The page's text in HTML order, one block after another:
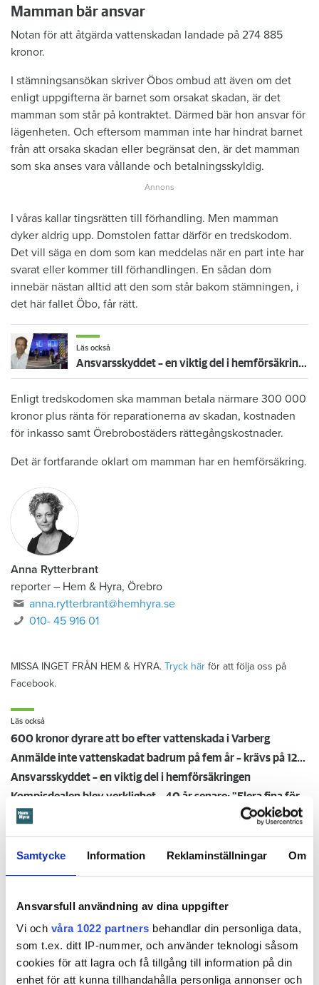
Samtycke Information Reklaminställningar Om
Ansvarsfull användning av dina uppgifter
Vi och våra 1022 partners behandlar din personliga data,
som t.ex. ditt IP-nummer, och använder teknologi såsom
cookies för att lagra och få tillgång till information på din
enhet för att kunna tillhandahålla personliga annonser och
Mamman bär ansvar
Notan för att åtgärda vattenskadan landade på 274 885
kronor.
I stämningsansökan skriver Öbos ombud att även om det
enligt uppgifterna är barnet som orsakat skadan, är det
mamman som står på kontraktet. Därmed bär hon ansvar för
lägenheten. Och eftersom mamman inte har hindrat barnet
från att orsaka skadan eller begränsat den, är det mamman
som ska anses vara vållande och betalningsskyldig.
I våras kallar tingsrätten till förhandling. Men mamman
dyker aldrig upp. Domstolen fattar därför en tredskodom.
Det vill säga en dom som kan meddelas när en part inte har
svarat eller kommer till förhandlingen. En sådan dom
innebär nästan alltid att den som står bakom stämningen, i
det här fallet Öbo, får rätt.
Läs också
Ansvarsskyddet – en viktig del i hemförsäkringen
Enligt tredskodomen ska mamman betala närmare 300 000
kronor plus ränta för reparationerna av skadan, kostnaden
för inkasso samt Örebrobostäders rättegångskostnader.
Det är fortfarande oklart om mamman har en hemförsäkring.
Anna Rytterbrant
reporter – Hem & Hyra, Örebro
anna.rytterbrant@hemhyra.se
010- 45 916 01
MISSA INGET FRÅN HEM & HYRA. Tryck här för att följa oss på
Facebook.
Läs också
600 kronor dyrare att bo efter vattenskada i Varberg
Anmälde inte vattenskadat badrum på fem år – krävs på 125 000 kronor
Ansvarsskyddet – en viktig del i hemförsäkringen
Kvinna kapade lägenhet efter vräkningsbeslut – får betala 50 000
Larmade inte om spricka i
duschen – vräks efter 30 år
4 AUGUSTI KL 08:30
BÅSTAD
Hyresgästen larmade inte om en spricka i
duschen som medförde en omfattande vattenskada. Nu